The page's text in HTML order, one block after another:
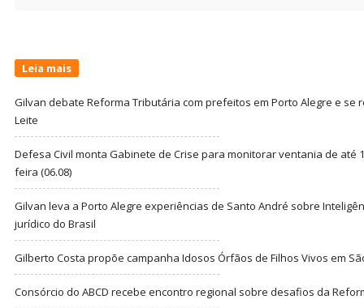
Leia mais
Gilvan debate Reforma Tributária com prefeitos em Porto Alegre e se
Leite
Defesa Civil monta Gabinete de Crise para monitorar ventania de até
feira (06.08)
Gilvan leva a Porto Alegre experiências de Santo André sobre
jurídico do Brasil
Gilberto Costa propõe campanha Idosos Órfãos de Filhos Vivos em
Consórcio do ABCD recebe encontro regional sobre desafios da